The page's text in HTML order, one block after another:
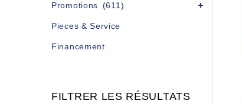
Promotions (611)
Pieces & Service
Financement
FILTRER LES RÉSULTATS